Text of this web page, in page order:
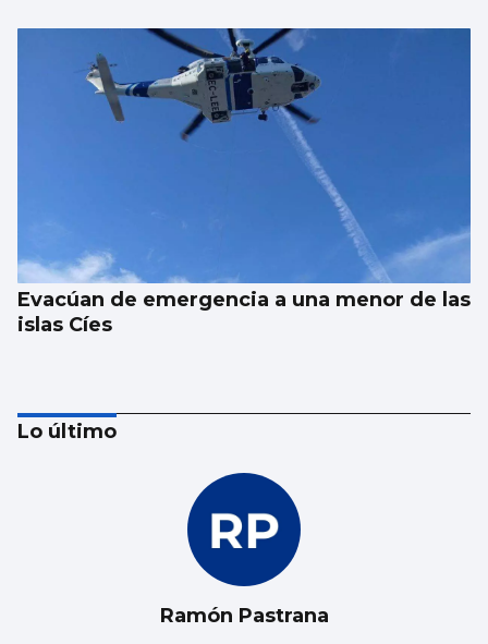
Evacúan de emergencia a una menor de las
islas Cíes
Lo último
Ramón Pastrana